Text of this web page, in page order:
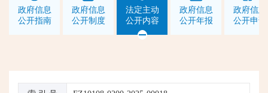
政府信息
公开指南
政府信息
公开制度
法定主动
公开内容
政府信息
公开年报
政府信息
公开申请